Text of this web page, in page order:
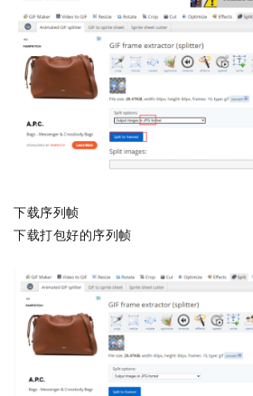
下载序列帧
下载打包好的序列帧